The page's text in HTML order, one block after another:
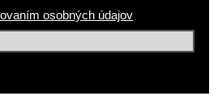
osobných údajov